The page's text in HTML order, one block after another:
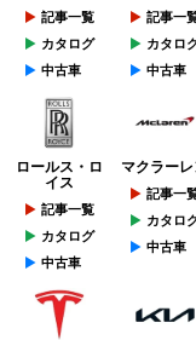
記事一覧
カタログ
中古車
記事一
カタロ
中古車
ロールス・ロ
イス
記事一覧
カタログ
中古車
マクラー
記事一
カタロ
中古車